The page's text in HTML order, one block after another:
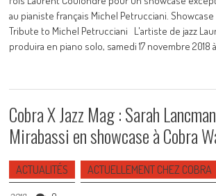
au pianiste français Michel Petrucciani.
Tribute to Michel Petrucciani L'artiste de jazz
produira en piano solo, samedi 17 novembre 2018 à
Cobra X Jazz Mag : Sarah
Mirabassi en showcase à Cobra
ACTUALITÉS ACTUELLEMENT CHEZ COBRA